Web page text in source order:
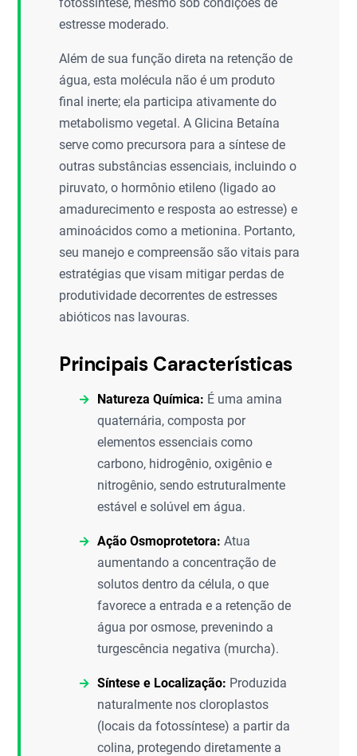
estresse moderado.
Além de sua função direta na retenção de
água, esta molécula não é um produto
final inerte; ela participa ativamente do
metabolismo vegetal. A Glicina Betaína
serve como precursora para a síntese de
outras substâncias essenciais, incluindo o
piruvato, o hormônio etileno (ligado ao
amadurecimento e resposta ao estresse) e
aminoácidos como a metionina. Portanto,
seu manejo e compreensão são vitais para
estratégias que visam mitigar perdas de
produtividade decorrentes de estresses
abióticos nas lavouras.
Principais Características
Natureza Química: É uma amina
quaternária, composta por
elementos essenciais como
carbono, hidrogênio, oxigênio e
nitrogênio, sendo estruturalmente
estável e solúvel em água.
Ação Osmoprotetora: Atua
aumentando a concentração de
solutos dentro da célula, o que
favorece a entrada e a retenção de
água por osmose, prevenindo a
turgescência negativa (murcha).
Síntese e Localização: Produzida
naturalmente nos cloroplastos
(locais da fotossíntese) a partir da
colina, protegendo diretamente a